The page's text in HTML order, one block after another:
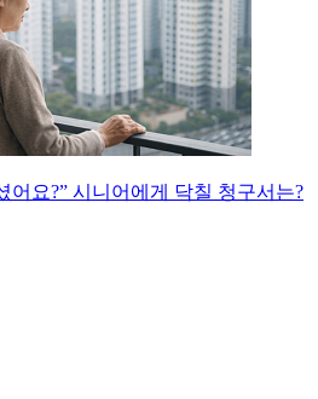
어요?” 시니어에게 닥칠 청구서는?